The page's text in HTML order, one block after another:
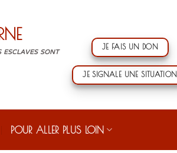
ESCLAVES SONT
JE FAIS UN DON
JE SIGNALE UNE SITUATION
POUR ALLER PLUS LOIN